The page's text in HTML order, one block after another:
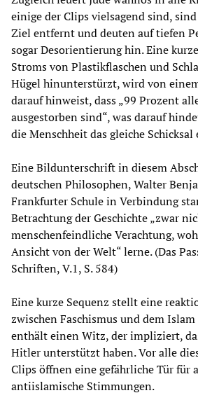
einige der Clips vielsagend sind,
Ziel entfernt und deuten auf tiefen
sogar Desorientierung hin. Eine
Stroms von Plastikflaschen und
Hügel hinunterstürzt, wird von
darauf hinweist, dass „99 Prozent
ausgestorben sind“, was darauf
die Menschheit das gleiche
Eine Bildunterschrift in diesem
deutschen Philosophen, Walter
Frankfurter Schule in Verbindung
Betrachtung der Geschichte „zwar
menschenfeindliche Verachtung,
Ansicht von der Welt“ lerne. (Das
Schriften, V.1, S. 584)
Eine kurze Sequenz stellt eine
zwischen Faschismus und dem
enthält einen Witz, der impliziert,
Hitler unterstützt haben. Vor alle
Clips öffnen eine gefährliche Tür für
antiislamische Stimmungen.